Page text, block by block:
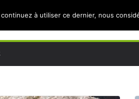
à utiliser ce dernier, nous